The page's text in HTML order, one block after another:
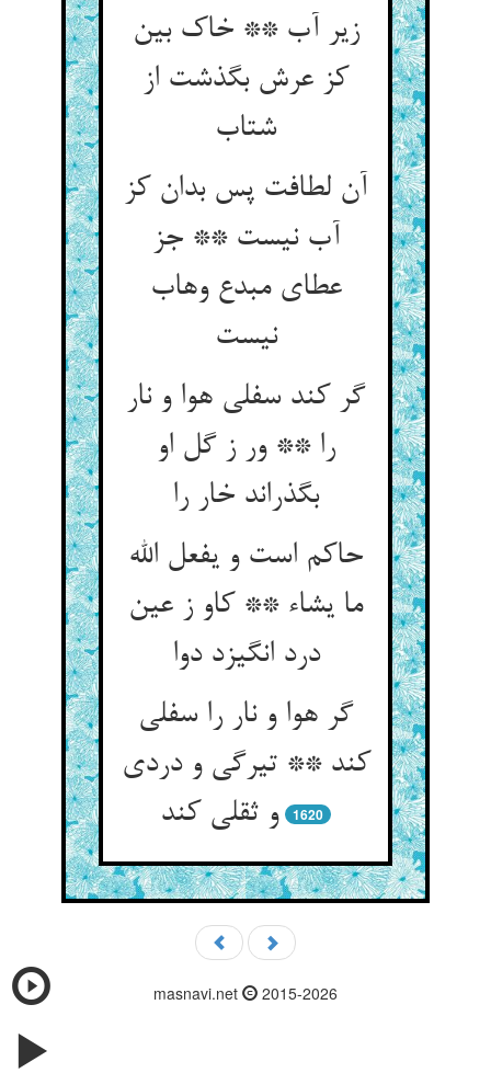
زیر آب ** خاک بین
کز عرش بگذشت از
شتاب‏
آن لطافت پس بدان کز
آب نیست ** جز
عطای مبدع وهاب
نیست‏
گر کند سفلی هوا و نار
را ** ور ز گل او
بگذراند خار را
حاکم است و یفعل الله
ما یشاء ** کاو ز عین
درد انگیزد دوا
گر هوا و نار را سفلی
کند ** تیرگی و دردی
و ثقلی کند
1620
masnavi.net 2015-2026